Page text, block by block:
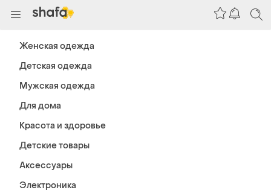
Женская одежда
Детская одежда
Мужская одежда
Для дома
Красота и здоровье
Детские товары
Аксессуары
Электроника